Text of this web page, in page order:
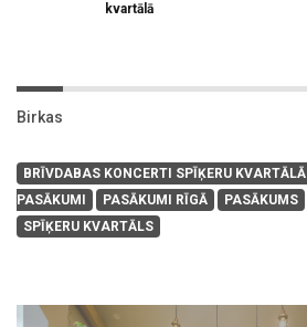
kvartālā
Birkas
BRĪVDABAS KONCERTI SPĪĶERU KVARTĀLĀ
PASĀKUMI
PASĀKUMI RĪGĀ PASĀKUMS
SPĪĶERU KVARTĀLS